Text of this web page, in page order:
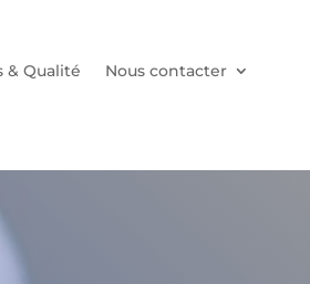
& Qualité Nous contacter